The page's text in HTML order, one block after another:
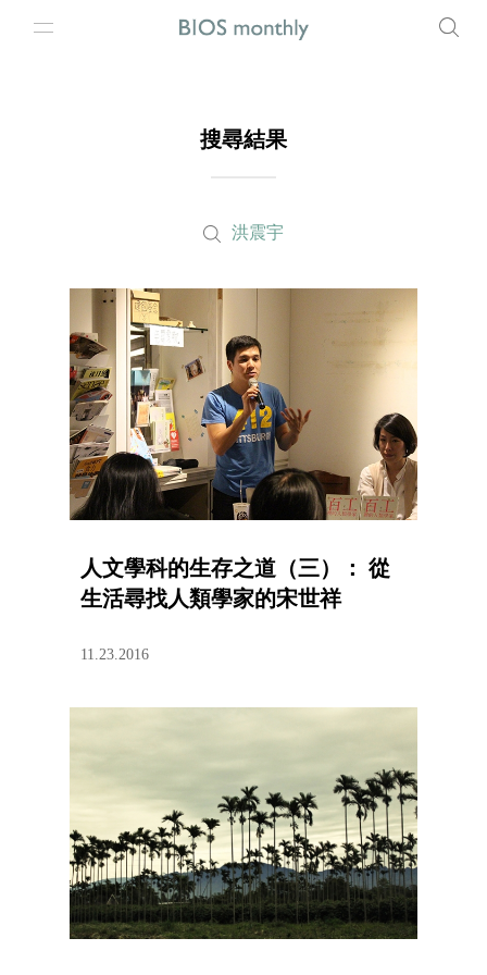
搜尋結果
洪震宇
人文學科的生存之道（三）： 從
生活尋找人類學家的宋世祥
11.23.2016